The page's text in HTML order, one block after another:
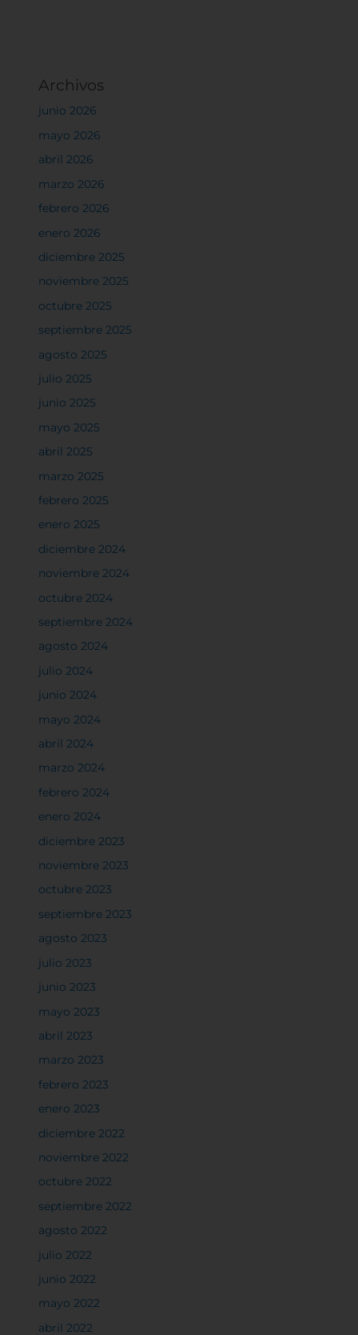
Archivos
junio 2026
mayo 2026
abril 2026
marzo 2026
febrero 2026
enero 2026
diciembre 2025
noviembre 2025
octubre 2025
septiembre 2025
agosto 2025
julio 2025
junio 2025
mayo 2025
abril 2025
marzo 2025
febrero 2025
enero 2025
diciembre 2024
noviembre 2024
octubre 2024
septiembre 2024
agosto 2024
julio 2024
junio 2024
mayo 2024
abril 2024
marzo 2024
febrero 2024
enero 2024
diciembre 2023
noviembre 2023
octubre 2023
septiembre 2023
agosto 2023
julio 2023
junio 2023
mayo 2023
abril 2023
marzo 2023
febrero 2023
enero 2023
diciembre 2022
noviembre 2022
octubre 2022
septiembre 2022
agosto 2022
julio 2022
junio 2022
mayo 2022
abril 2022